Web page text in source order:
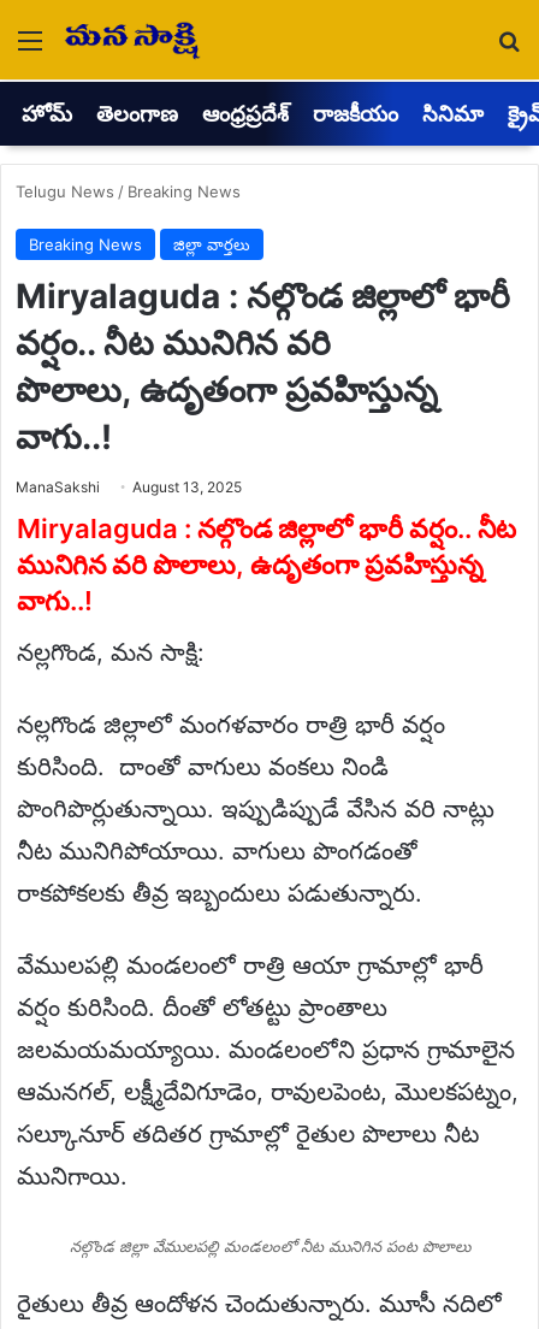
Menu
హోమ్ తెలంగాణ ఆంధ్రప్రదేశ్ రాజకీయం సినిమా
Telugu News / Breaking News
Breaking News జిల్లా వార్తలు
Miryalaguda : నల్గొండ జిల్లాలో భారీ
వర్షం.. నీట మునిగిన వరి
పొలాలు, ఉదృతంగా ప్రవహిస్తున్న
వాగు..!
ManaSakshi Send
email
August 13, 2025
Miryalaguda : నల్గొండ జిల్లాలో భారీ వర్షం.. నీట
మునిగిన వరి పొలాలు, ఉదృతంగా ప్రవహిస్తున్న
వాగు..!
నల్లగొండ, మన సాక్షి:
నల్లగొండ జిల్లాలో మంగళవారం రాత్రి భారీ వర్షం
కురిసింది. దాంతో వాగులు వంకలు నిండి
పొంగిపొర్లుతున్నాయి. ఇప్పుడిప్పుడే వేసిన వరి నాట్లు
నీట మునిగిపోయాయి. వాగులు పొంగడంతో
రాకపోకలకు తీవ్ర ఇబ్బందులు పడుతున్నారు.
వేములపల్లి మండలంలో రాత్రి ఆయా గ్రామాల్లో భారీ
వర్షం కురిసింది. దీంతో లోతట్టు ప్రాంతాలు
జలమయమయ్యాయి. మండలంలోని ప్రధాన గ్రామాలైన
ఆమనగల్, లక్ష్మీదేవిగూడెం, రావులపెంట, మొలకపట్నం,
సల్కూనూర్ తదితర గ్రామాల్లో రైతుల పొలాలు నీట
మునిగాయి.
నల్గొండ జిల్లా వేములపల్లి మండలంలో నీట మునిగిన పంట పొలాలు
రైతులు తీవ్ర ఆందోళన చెందుతున్నారు. మూసీ నదిలో